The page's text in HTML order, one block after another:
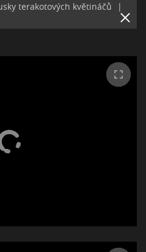
terakotových květináčů
|